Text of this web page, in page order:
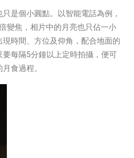
是個小圓點。以智能電話為例，
變焦，相片中的月亮也只佔一小
時間、方位及仰角，配合地面的
每隔5分鐘以上定時拍攝，便可
食過程。